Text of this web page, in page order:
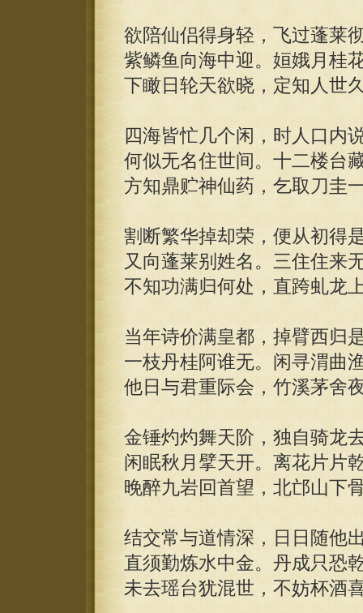
欲陪仙侣得身轻，飞过蓬莱
紫鳞鱼向海中迎。姮娥月桂
下瞰日轮天欲晓，定知人世
四海皆忙几个闲，时人口内
何似无名住世间。十二楼台
方知鼎贮神仙药，乞取刀圭
割断繁华掉却荣，便从初得
又向蓬莱别姓名。三住住来
不知功满归何处，直跨虬龙
当年诗价满皇都，掉臂西归
一枝丹桂阿谁无。闲寻渭曲
他日与君重际会，竹溪茅舍
金锤灼灼舞天阶，独自骑龙
闲眠秋月擘天开。离花片片
晚醉九岩回首望，北邙山下
结交常与道情深，日日随他
直须勤炼水中金。丹成只恐
未去瑶台犹混世，不妨杯酒